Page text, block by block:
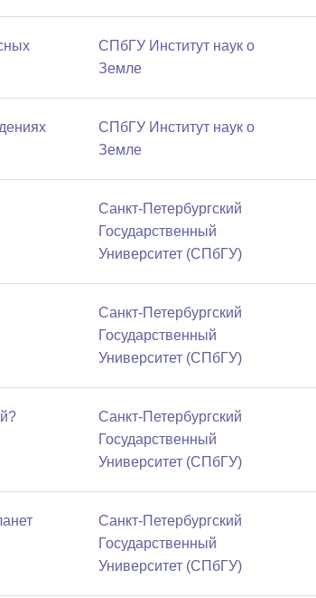
СПбГУ Институт наук о
Земле
СПбГУ Институт наук о
Земле
Санкт-Петербургский
Государственный
Университет (СПбГУ)
Санкт-Петербургский
Государственный
Университет (СПбГУ)
Санкт-Петербургский
Государственный
Университет (СПбГУ)
Санкт-Петербургский
Государственный
Университет (СПбГУ)